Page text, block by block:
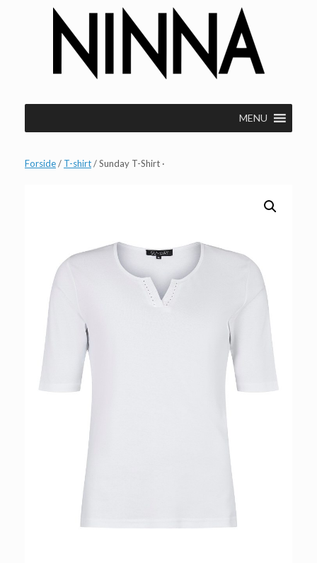
MENU
Forside/ T-shirt/ Sunday T-Shirt ·